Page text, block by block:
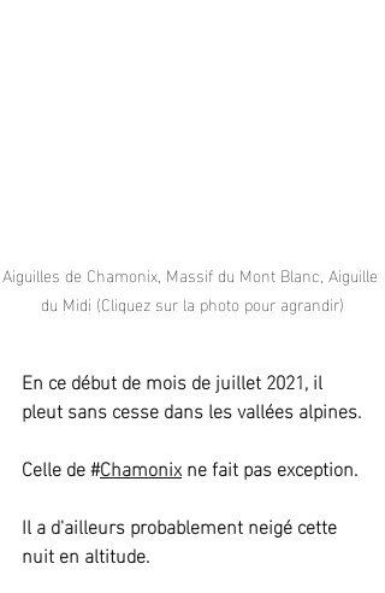
Aiguilles de Chamonix, Massif du Mont Blanc, Aiguille
du Midi (Cliquez sur la photo pour agrandir)
En ce début de mois de juillet 2021, il
pleut sans cesse dans les vallées alpines.
Celle de #Chamonix ne fait pas exception.
Il a d'ailleurs probablement neigé cette
nuit en altitude.